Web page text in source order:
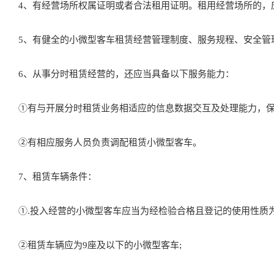
4、有经营场所权属证明或者合法租用证明。租用经营场所的，
5、有健全的小微型客车租赁经营管理制度、服务规程、安全管
6、从事分时租赁经营的，还应当具备以下服务能力：
①有与开展分时租赁业务相适应的信息数据交互及处理能力，
②有相应服务人员负责调配租赁小微型客车。
7、租赁车辆条件：
①.投入经营的小微型客车应当为经检验合格且登记的使用性质
②租赁车辆应为9座及以下的小微型客车;